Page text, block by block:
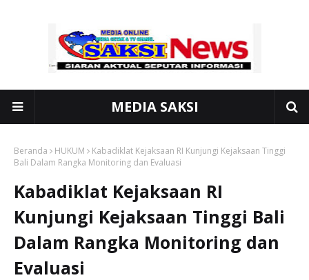
MEDIA SAKSI
Beranda HUKUM
Kabadiklat Kejaksaan RI Kunjungi Kejaksaan Tinggi
Bali Dalam Rangka Monitoring dan Evaluasi
Kabadiklat Kejaksaan RI
Kunjungi Kejaksaan Tinggi Bali
Dalam Rangka Monitoring dan
Evaluasi